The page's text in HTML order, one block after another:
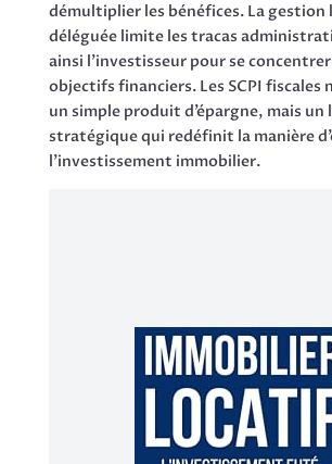
démultiplier les bénéfices. La gestion
déléguée limite les tracas
ainsi l’investisseur pour se concentrer
objectifs financiers. Les SCPI fiscales
un simple produit d’épargne, mais un
stratégique qui redéfinit la manière
l’investissement immobilier.